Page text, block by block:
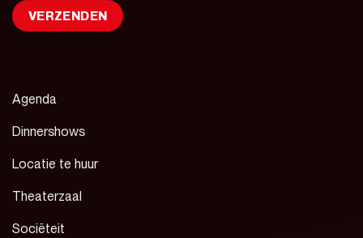
Agenda
Dinnershows
Locatie te huur
Theaterzaal
Sociëteit